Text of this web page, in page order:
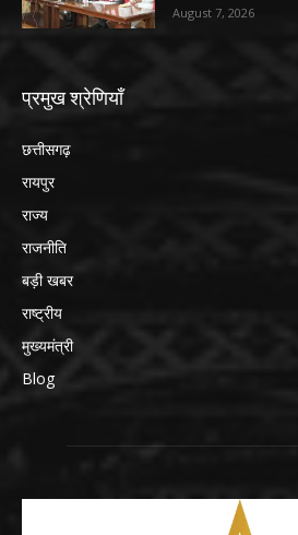
August 7, 2026
प्रमुख श्रेणियाँ
छत्तीसगढ़
रायपुर
राज्य
राजनीति
बड़ी खबर
राष्ट्रीय
मुख्यमंत्री
Blog